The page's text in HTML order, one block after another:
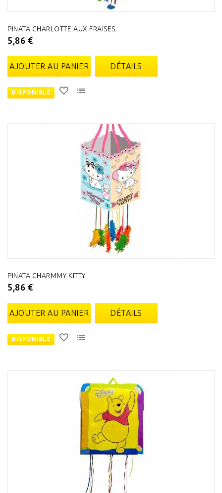
PINATA CHARLOTTE AUX FRAISES
5,86 €
AJOUTER AU PANIER DÉTAILS
DISPONIBLE
PINATA CHARMMY KITTY
5,86 €
AJOUTER AU PANIER DÉTAILS
DISPONIBLE